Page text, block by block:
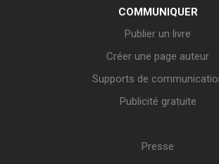
COMMUNIQUER
Publier un livre
Créer une page auteur
Supports de
Publicité gratuite
Presse